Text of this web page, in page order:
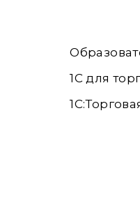
1С для